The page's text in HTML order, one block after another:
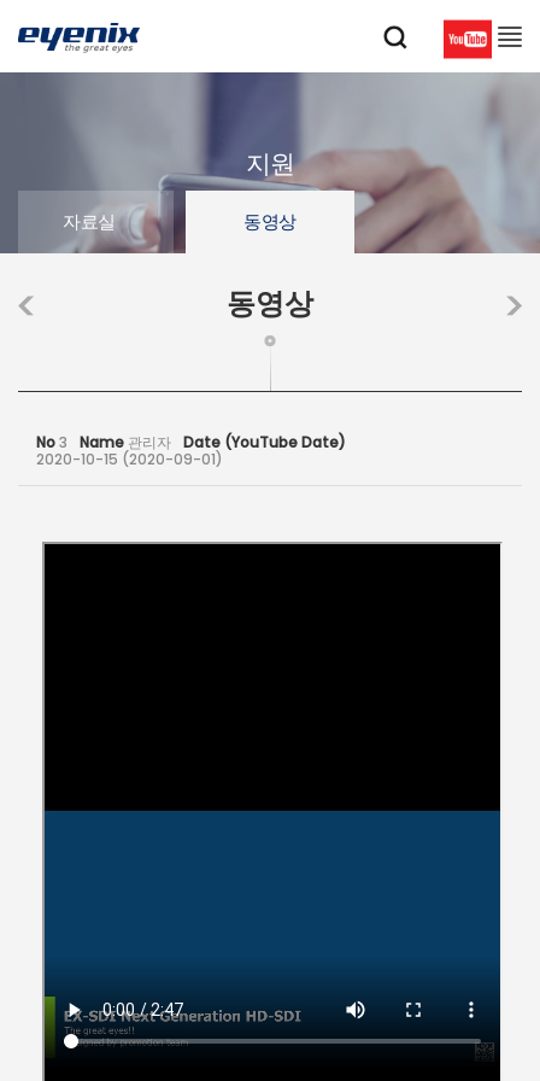
지원
자료실 동영상
동영상
No3 Name 관리자 Date (YouTube Date)
2020-10-15 (2020-09-01)